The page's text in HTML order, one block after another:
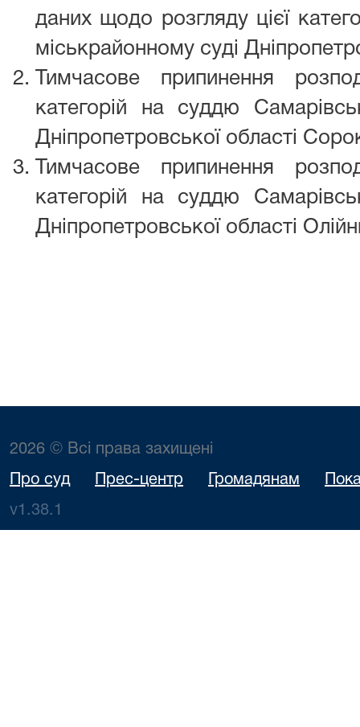
даних щодо розгляду цієї
міськрайонному суді
Тимчасове припинення
категорій на суддю
Дніпропетровської області
Тимчасове припинення
категорій на суддю
Дніпропетровської області
2026 © Всі права захищені
Про суд Прес-центр Громадянам
v1.38.1